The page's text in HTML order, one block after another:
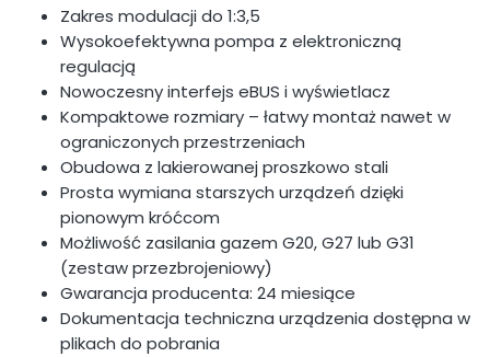
Zakres modulacji do 1:3,5
Wysokoefektywna pompa z elektroniczną
regulacją
Nowoczesny interfejs eBUS i wyświetlacz
Kompaktowe rozmiary – łatwy montaż nawet w
ograniczonych przestrzeniach
Obudowa z lakierowanej proszkowo stali
Prosta wymiana starszych urządzeń dzięki
pionowym króćcom
Możliwość zasilania gazem G20, G27 lub G31
(zestaw przezbrojeniowy)
Gwarancja producenta: 24 miesiące
Dokumentacja techniczna urządzenia dostępna w
plikach do pobrania